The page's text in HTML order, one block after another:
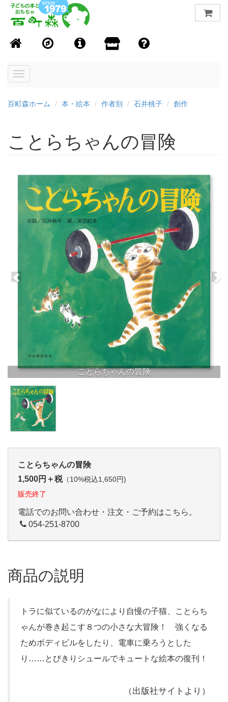
Toggle
百町森ホーム 本・絵本 作者別 石井桃子 創作
ことらちゃんの冒険
ことらちゃんの冒険
ことらちゃんの冒険
1,500円＋税（10%税込1,650円)
販売終了
電話でのお問い合わせ・注文・ご予約はこちら。
054-251-8700
商品の説明
トラに似ているのがなにより自慢の子猫、ことらち
ゃんが巻き起こす８つの小さな大冒険！ 強くなる
ためボディビルをしたり、電車に乗ろうとした
り……とびきりシュールでキュートな絵本の復刊！
（出版社サイトより）